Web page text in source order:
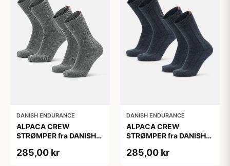
DANISH ENDURANCE
ALPACA CREW
STRØMPER fra DANISH
38, Varm og åndbar
285,00 kr
DANISH ENDURANCE
ALPACA CREW
STRØMPER fra DANISH
38, Varm og åndbar
285,00 kr